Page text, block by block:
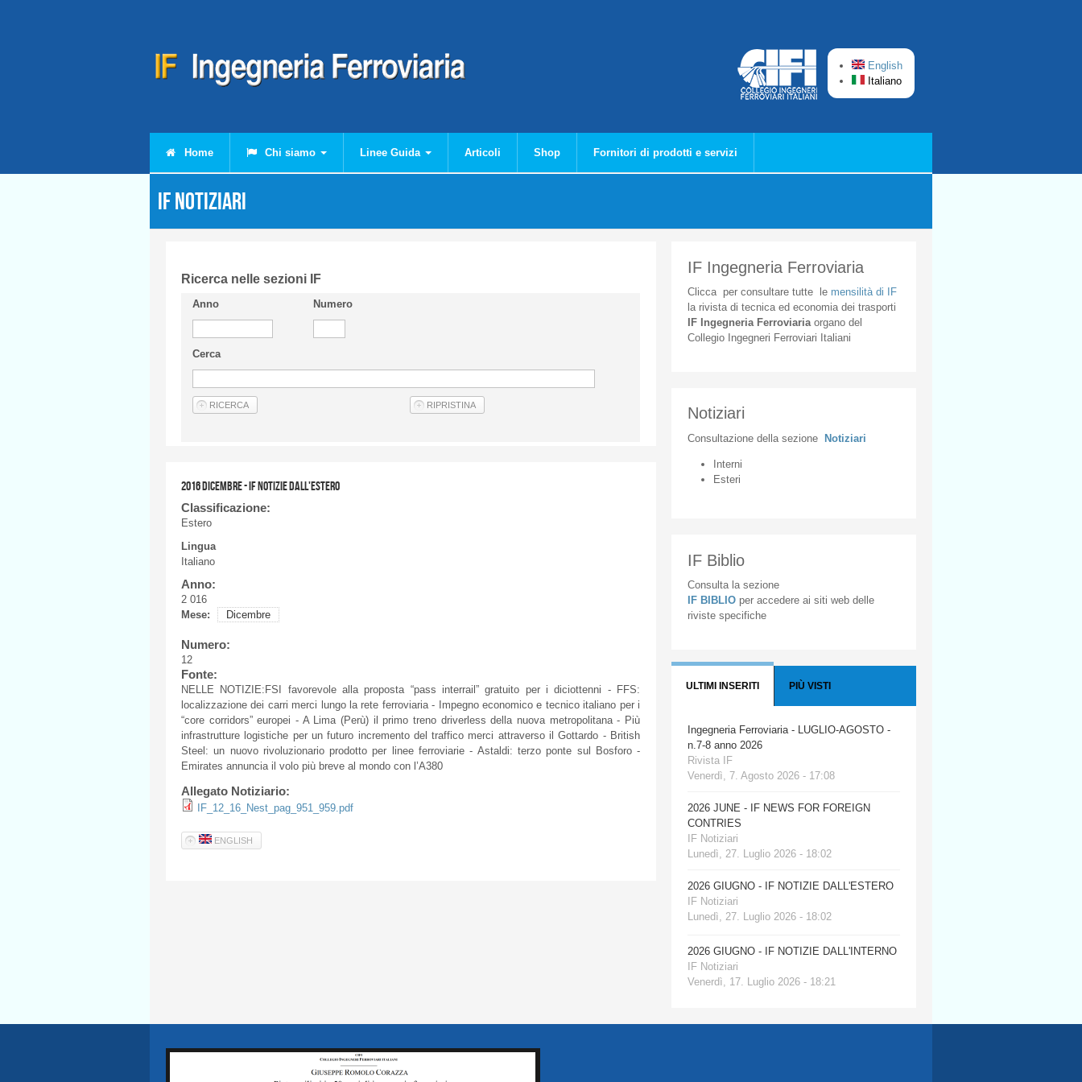
English
Italiano
Home Chi siamo Linee Guida Articoli Shop Fornitori di prodotti e servizi
IF Notiziari
Ricerca nelle sezioni IF
Anno Numero
Cerca
2016 DICEMBRE - IF NOTIZIE DALL'ESTERO
Classificazione:
Estero
Lingua
Italiano
Anno:
2 016
Mese:
Dicembre
Numero:
12
Fonte:
NELLE NOTIZIE: FSI favorevole alla proposta“pass interrail” gratuito per idiciottenni - FFS:
localizzazione dei carri merci lungola rete ferroviaria- Impegno economico e tecnico italiano per i
“core corridors”europei - A Lima (Perù) il primo treno driverlessdella nuova metropolitana- Più
infrastrutture logistiche per unfuturo incrementodeltraffico merci attraverso il Gottardo - British
Steel: un nuovo rivoluzionario prodotto per linee ferroviarie - Astaldi: terzo ponte sul Bosforo-
Emirates annuncia il volo più breve al mondo con l’A380
Allegato Notiziario:
IF_12_16_Nest_pag_951_959.pdf
ENGLISH
IF Ingegneria Ferroviaria
Cliccaper consultare tuttele mensilità di IF
la rivista di tecnica ed economia dei trasporti
IF Ingegneria Ferroviaria organodel
Collegio
Ingegneri Ferroviari Italiani
Notiziari
Consultazione della sezione Notiziari
Interni
Esteri
IF Biblio
Consulta la sezione
IF BIBLIO per accedere ai siti web delle
riviste specifiche
ULTIMI INSERITI PIÙ VISTI
Ingegneria Ferroviaria - LUGLIO-AGOSTO -
n.7-8 anno 2026
Rivista IF
Venerdì, 7. Agosto 2026 - 17:08
2026 JUNE - IF NEWS FOR FOREIGN
CONTRIES
IF Notiziari
Lunedì, 27. Luglio 2026 - 18:02
2026 GIUGNO - IF NOTIZIE DALL'ESTERO
IF Notiziari
Lunedì, 27. Luglio 2026 - 18:02
2026 GIUGNO - IF NOTIZIE DALL'INTERNO
IF Notiziari
Venerdì, 17. Luglio 2026 - 18:21